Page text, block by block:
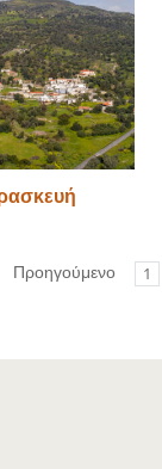
Προηγούμενο 1